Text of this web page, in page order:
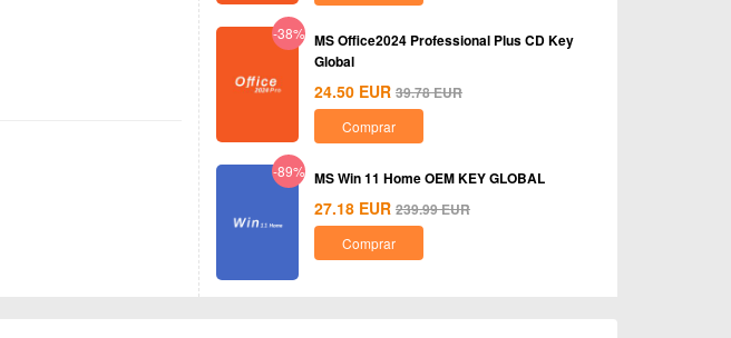
-38% MS Office2024 Professional Plus CD Key
Global
24.50 EUR 39.78EUR
Comprar
-89% MS Win 11 Home OEM KEY GLOBAL
27.18 EUR 239.99EUR
Comprar